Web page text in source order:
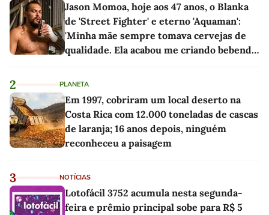
Jason Momoa, hoje aos 47 anos, o Blanka
de 'Street Fighter' e eterno 'Aquaman':
'Minha mãe sempre tomava cervejas de
qualidade. Ela acabou me criando bebendo
2 PLANETA
Em 1997, cobriram um local deserto na
Costa Rica com 12.000 toneladas de cascas
de laranja; 16 anos depois, ninguém
reconheceu a paisagem
3 NOTÍCIAS
Lotofácil 3752 acumula nesta segunda-
feira e prêmio principal sobe para R$ 5